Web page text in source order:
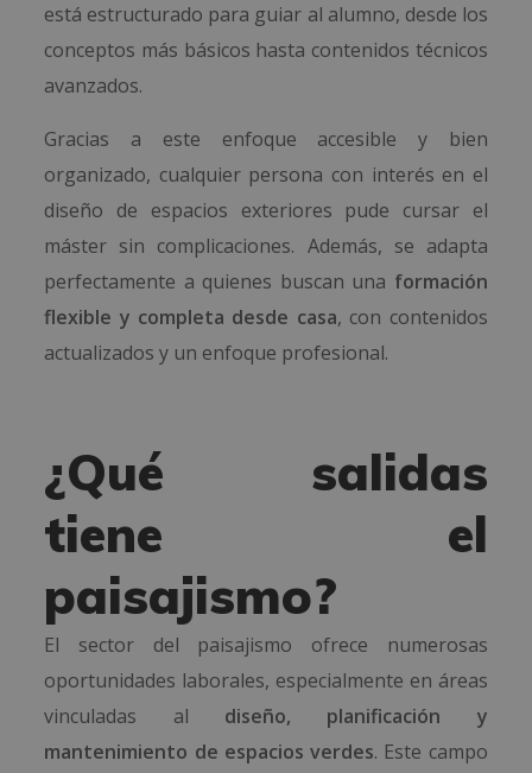
está estructurado para guiar al alumno, desde los
conceptos más básicos hasta contenidos técnicos
avanzados.
Gracias a este enfoque accesible y bien
organizado, cualquier persona con interés en el
diseño de espacios exteriores pude cursar el
máster sin complicaciones. Además, se adapta
perfectamente a quienes buscan una formación
flexible y completa desde casa, con contenidos
actualizados y un enfoque profesional.
¿Qué salidas
tiene el
paisajismo?
El sector del paisajismo ofrece numerosas
oportunidades laborales, especialmente en áreas
vinculadas al diseño, planificación y
mantenimiento de espacios verdes. Este campo